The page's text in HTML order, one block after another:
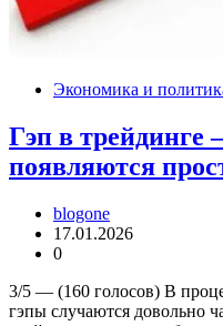
Экономика и
Гэп в трейдинге
появляются
blogone
17.01.2026
0
3/5 — (160 голосов) В
гэпы случаются довольно